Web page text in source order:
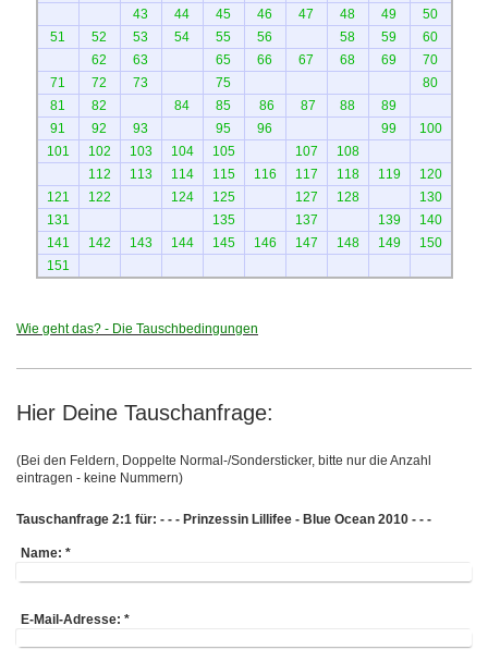
43
44 45 46 47 48 49
50
51
52 53 54 55 56 58 59
60
62
63 65 66 67 68 69
70
71
72 73 75
80
81
82 84 85 86 87 88
89
91
92 93 95 96 99
100
101
102 103 104 105 107
108
112
113 114 115 116 117 118 119
120
121
122 124 125 127 128
130
131
135 137 139
140
141
142 143 144 145 146 147 148 149
150
151
Wie geht das? - Die Tauschbedingungen
Hier Deine Tauschanfrage:
(Bei den Feldern, Doppelte Normal-/Sondersticker, bitte nur die Anzahl
eintragen - keine Nummern)
Tauschanfrage 2:1 für: - - - Prinzessin Lillifee - Blue Ocean 2010 - - -
Name: *
E-Mail-Adresse: *